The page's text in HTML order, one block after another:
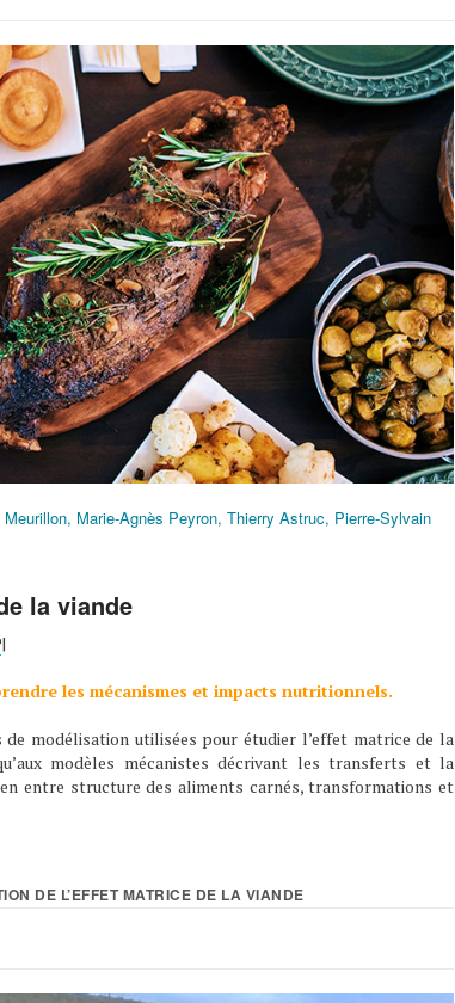
Marie-Agnès Peyron, Thierry Astruc, Pierre-Sylvain
la viande
|
les mécanismes et impacts nutritionnels.
modélisation utilisées pour étudier l’effet matrice de la
modèles mécanistes décrivant les transferts et la
entre structure des aliments carnés, transformations et
DE L’EFFET MATRICE DE LA VIANDE